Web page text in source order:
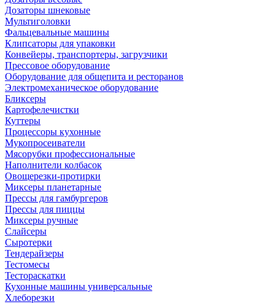
Дозаторы шнековые
Мультиголовки
Фальцевальные машины
Клипсаторы для упаковки
Конвейеры, транспортеры, загрузчики
Прессовое оборудование
Оборудование для общепита и ресторанов
Электромеханическое оборудование
Бликсеры
Картофелечистки
Куттеры
Процессоры кухонные
Мукопросеиватели
Мясорубки профессиональные
Наполнители колбасок
Овощерезки-протирки
Миксеры планетарные
Прессы для гамбургеров
Прессы для пиццы
Миксеры ручные
Слайсеры
Сыротерки
Тендерайзеры
Тестомесы
Тестораскатки
Кухонные машины универсальные
Хлеборезки